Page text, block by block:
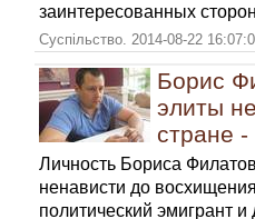
заинтересованных
Суспільство. 2014-08-22
Борис
элиты
стране -
Личность Бориса
ненависти до
политический эмигрант